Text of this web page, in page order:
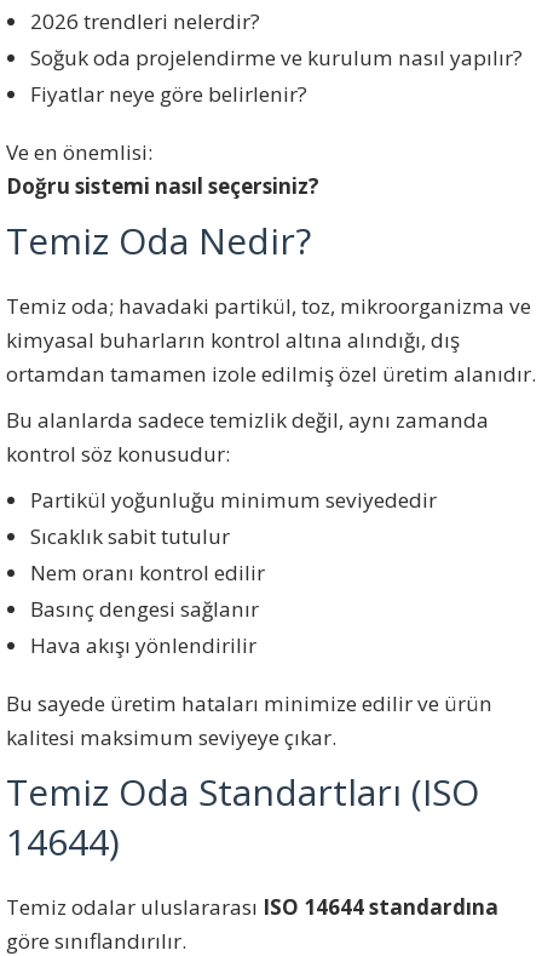
2026 trendleri nelerdir?
Soğuk oda projelendirme ve kurulum nasıl yapılır?
Fiyatlar neye göre belirlenir?
Ve en önemlisi:
Doğru sistemi nasıl seçersiniz?
Temiz Oda Nedir?
Temiz oda; havadaki partikül, toz, mikroorganizma ve
kimyasal buharların kontrol altına alındığı, dış
ortamdan tamamen izole edilmiş özel üretim alanıdır.
Bu alanlarda sadece temizlik değil, aynı zamanda
kontrol söz konusudur:
Partikül yoğunluğu minimum seviyededir
Sıcaklık sabit tutulur
Nem oranı kontrol edilir
Basınç dengesi sağlanır
Hava akışı yönlendirilir
Bu sayede üretim hataları minimize edilir ve ürün
kalitesi maksimum seviyeye çıkar.
Temiz Oda Standartları (ISO
14644)
Temiz odalar uluslararası ISO 14644 standardına
göre sınıflandırılır.